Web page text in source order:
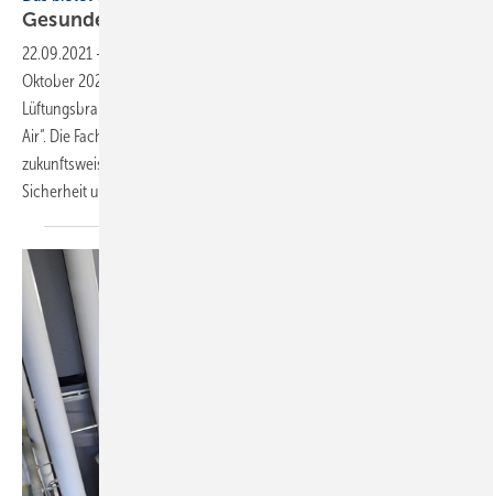
Gesunde Luft ist wichtiger denn
22.09.2021 -
Oktober 2021 trifft sich die deutschsprachige Fachwelt der Klima- und
Lüftungsbranche vor Ort in Halle 12 der Messe Frankfurt zur „Indoor-
Air“. Die Fachmesse für Lüftung und Luftqualität zeigt dabei
zukunftsweisende Strategien, Technologien und Produkte für
Sicherheit und Gesundheit in